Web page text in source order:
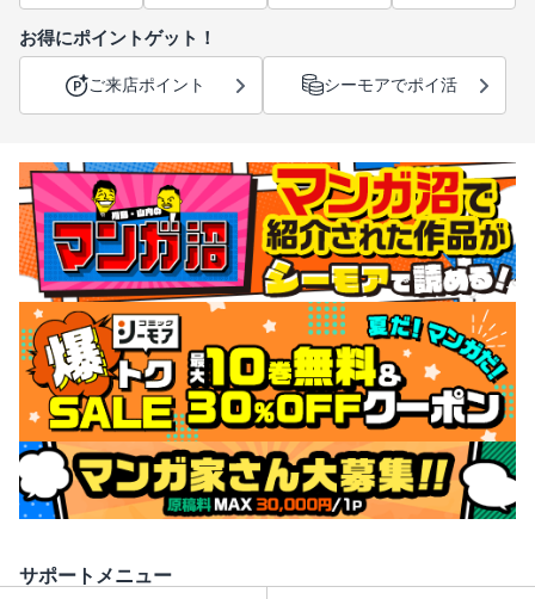
お得にポイントゲット！
ご来店ポイント シーモアでポイ活
サポートメニュー